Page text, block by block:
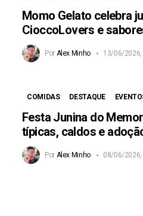
Momo Gelato celebra
CioccoLovers e
Por Alex Minho 13/06/2026,
COMIDAS DESTAQUE
Festa Junina do
típicas, caldos e
Por Alex Minho 08/06/2026,